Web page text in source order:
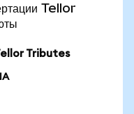
Tellor
Tributes